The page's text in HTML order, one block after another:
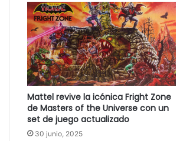
Mattel revive la icónica Fright Zone
de Masters of the Universe con un
set de juego actualizado
30 junio, 2025